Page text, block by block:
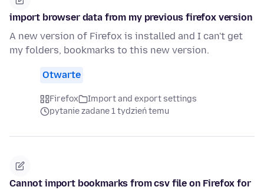
import browser data from my previous firefox version
A new version of Firefox is installed and I can't get
my folders, bookmarks to this new version.
Otwarte
Firefox
Import and export settings
pytanie zadane 1 tydzień temu
Cannot import bookmarks from csv file on Firefox for